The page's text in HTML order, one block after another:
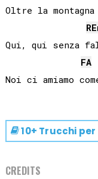
Oltre la
RE
Qui, qui senza
FA
10+ Trucchi
CREDITS